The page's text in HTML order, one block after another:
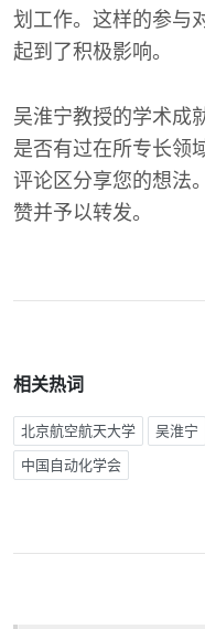
划工作。这样的参与
起到了积极影响。
吴淮宁教授的学术成
是否有过在所专长领
评论区分享您的想法
赞并予以转发。
相关热词
北京航空航天大学 吴淮宁
中国自动化学会